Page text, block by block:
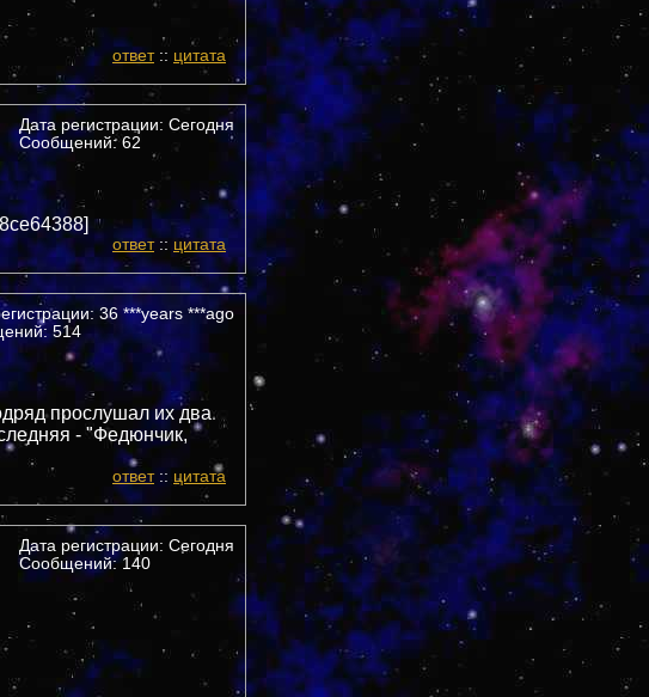
ответ:: цитата
Дата регистрации: Сегодня
Сообщений: 62
ответ:: цитата
36 ***years ***ago
514
прослушал их два
- "Федюнчик,
ответ:: цитата
Дата регистрации: Сегодня
Сообщений: 140